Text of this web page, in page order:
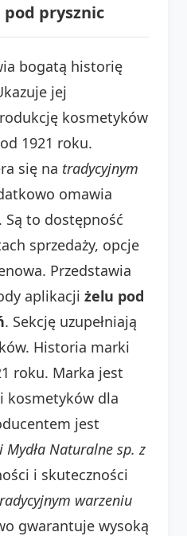
prysznic
bogatą historię
jej
kosmetyków
1921 roku.
się na tradycyjnym
omawia
Są to dostępność
sprzedaży, opcje
Przedstawia
aplikacji żelu pod
. Sekcję uzupełniają
Historia marki
roku. Marka jest
kosmetyków dla
jest
Mydła Naturalne sp. z
i skuteczności
warzeniu
gwarantuje wysoką